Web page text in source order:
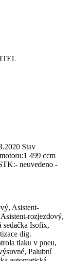
Stav
1 499 ccm
- neuvedeno -
Asistent-
rozjezdový,
sedačka Isofix,
dig.
tlaku v pneu,
Palubní